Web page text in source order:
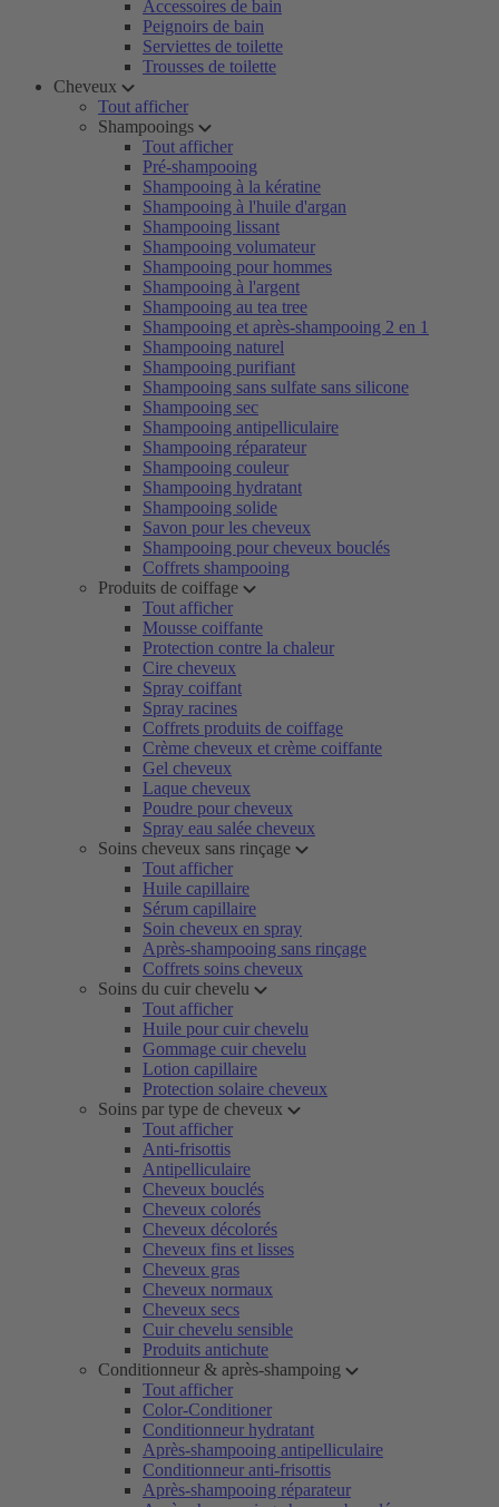
Accessoires de bain
Peignoirs de bain
Serviettes de toilette
Trousses de toilette
Cheveux
Tout afficher
Shampooings
Tout afficher
Pré-shampooing
Shampooing à la kératine
Shampooing à l'huile d'argan
Shampooing lissant
Shampooing volumateur
Shampooing pour hommes
Shampooing à l'argent
Shampooing au tea tree
Shampooing et après-shampooing 2 en 1
Shampooing naturel
Shampooing purifiant
Shampooing sans sulfate sans silicone
Shampooing sec
Shampooing antipelliculaire
Shampooing réparateur
Shampooing couleur
Shampooing hydratant
Shampooing solide
Savon pour les cheveux
Shampooing pour cheveux bouclés
Coffrets shampooing
Produits de coiffage
Tout afficher
Mousse coiffante
Protection contre la chaleur
Cire cheveux
Spray coiffant
Spray racines
Coffrets produits de coiffage
Crème cheveux et crème coiffante
Gel cheveux
Laque cheveux
Poudre pour cheveux
Spray eau salée cheveux
Soins cheveux sans rinçage
Tout afficher
Huile capillaire
Sérum capillaire
Soin cheveux en spray
Après-shampooing sans rinçage
Coffrets soins cheveux
Soins du cuir chevelu
Tout afficher
Huile pour cuir chevelu
Gommage cuir chevelu
Lotion capillaire
Protection solaire cheveux
Soins par type de cheveux
Tout afficher
Anti-frisottis
Antipelliculaire
Cheveux bouclés
Cheveux colorés
Cheveux décolorés
Cheveux fins et lisses
Cheveux gras
Cheveux normaux
Cheveux secs
Cuir chevelu sensible
Produits antichute
Conditionneur & après-shampoing
Tout afficher
Color-Conditioner
Conditionneur hydratant
Après-shampooing antipelliculaire
Conditionneur anti-frisottis
Après-shampooing réparateur